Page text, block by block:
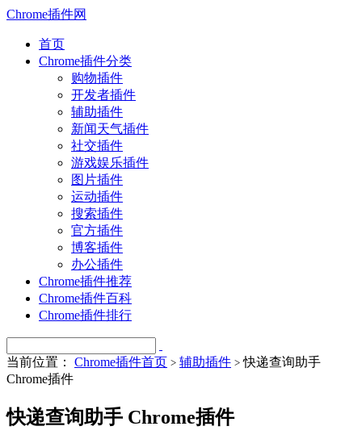
Chrome插件网
首页
Chrome插件分类
购物插件
开发者插件
辅助插件
新闻天气插件
社交插件
游戏娱乐插件
图片插件
运动插件
搜索插件
官方插件
博客插件
办公插件
Chrome插件推荐
Chrome插件百科
Chrome插件排行
当前位置： Chrome插件首页 > 辅助插件 > 快递查询助手
Chrome插件
快递查询助手 Chrome插件